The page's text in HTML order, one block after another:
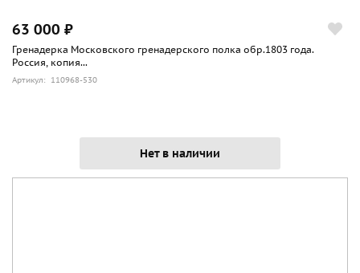
63 000 ₽
Гренадерка Московского гренадерского полка обр.1803 года.
Россия, копия...
Артикул: 110968-530
Нет в наличии